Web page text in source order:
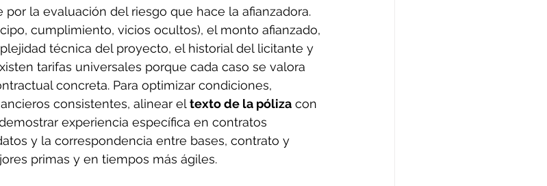
por la evaluación del riesgo que hace la afianzadora.
cumplimiento, vicios ocultos), el monto afianzado,
técnica del proyecto, el historial del licitante y
tarifas universales porque cada caso se valora
concreta. Para optimizar condiciones,
consistentes, alinear el texto de la póliza con
experiencia específica en contratos
y la correspondencia entre bases, contrato y
primas y en tiempos más ágiles.